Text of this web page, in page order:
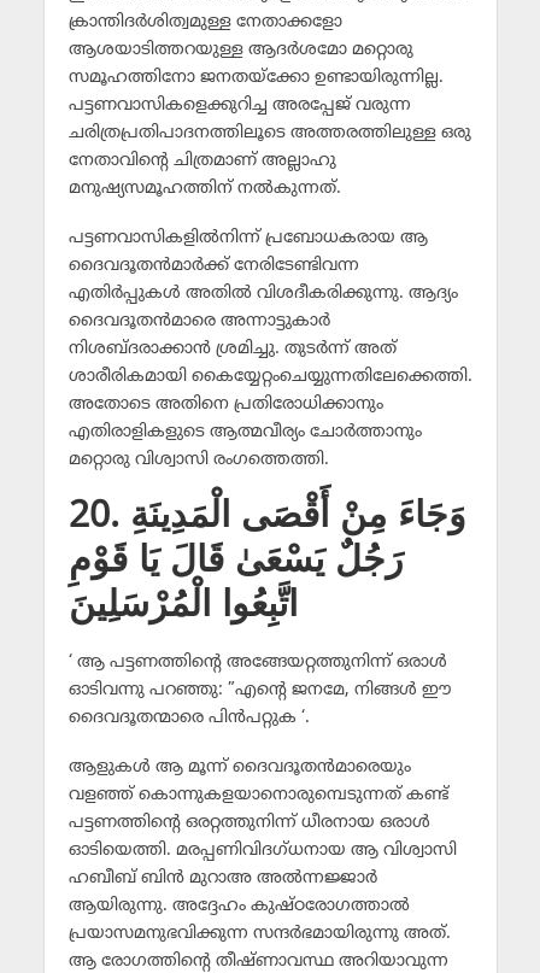
ക്രാന്തിദര്‍ശിത്വമുള്ള നേതാക്കളോ
ആശയാടിത്തറയുള്ള ആദര്‍ശമോ മറ്റൊരു
സമൂഹത്തിനോ ജനതയ്‌ക്കോ ഉണ്ടായിരുന്നില്ല.
പട്ടണവാസികളെക്കുറിച്ച അരപ്പേജ് വരുന്ന
ചരിത്രപ്രതിപാദനത്തിലൂടെ അത്തരത്തിലുള്ള ഒരു
നേതാവിന്റെ ചിത്രമാണ് അല്ലാഹു
മനുഷ്യസമൂഹത്തിന് നല്‍കുന്നത്.
പട്ടണവാസികളില്‍നിന്ന് പ്രബോധകരായ ആ
ദൈവദൂതന്‍മാര്‍ക്ക് നേരിടേണ്ടിവന്ന
എതിര്‍പ്പുകള്‍ അതില്‍ വിശദീകരിക്കുന്നു. ആദ്യം
ദൈവദൂതന്‍മാരെ അന്നാട്ടുകാര്‍
നിശബ്ദരാക്കാന്‍ ശ്രമിച്ചു. തുടര്‍ന്ന് അത്
ശാരീരികമായി കൈയ്യേറ്റംചെയ്യുന്നതിലേക്കെത്തി.
അതോടെ അതിനെ പ്രതിരോധിക്കാനും
എതിരാളികളുടെ ആത്മവീര്യം ചോര്‍ത്താനും
മറ്റൊരു വിശ്വാസി രംഗത്തെത്തി.
20. وَجَاءَ مِنْ أَقْصَى الْمَدِينَةِ
رَجُلٌ يَسْعَىٰ قَالَ يَا قَوْمِ
اتَّبِعُوا الْمُرْسَلِينَ
‘ ആ പട്ടണത്തിന്റെ അങ്ങേയറ്റത്തുനിന്ന് ഒരാള്‍
ഓടിവന്നു പറഞ്ഞു: ”എന്റെ ജനമേ, നിങ്ങള്‍ ഈ
ദൈവദൂതന്മാരെ പിന്‍പറ്റുക ‘.
ആളുകള്‍ ആ മൂന്ന് ദൈവദൂതന്‍മാരെയും
വളഞ്ഞ് കൊന്നുകളയാനൊരുമ്പെടുന്നത് കണ്ട്
പട്ടണത്തിന്റെ ഒരറ്റത്തുനിന്ന് ധീരനായ ഒരാള്‍
ഓടിയെത്തി. മരപ്പണിവിദഗ്ധനായ ആ വിശ്വാസി
ഹബീബ് ബിന്‍ മുറാഅ അല്‍ന്നജ്ജാര്‍
ആയിരുന്നു. അദ്ദേഹം കുഷ്ഠരോഗത്താല്‍
പ്രയാസമനുഭവിക്കുന്ന സന്ദര്‍ഭമായിരുന്നു അത്.
ആ രോഗത്തിന്റെ തീഷ്ണാവസ്ഥ അറിയാവുന്ന